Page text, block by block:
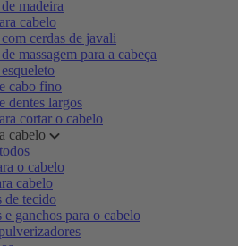
madeira
cabelo
cerdas de javali
massagem para a cabeça
cabo fino
dentes largos
cortar o cabelo
cabelo
o cabelo
cabelo
de tecido
e ganchos para o cabelo